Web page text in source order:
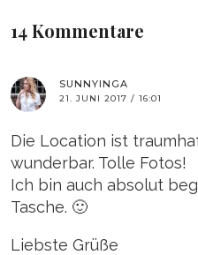
14 Kommentare
SUNNYINGA
21. JUNI 2017 / 16:01
Die Location ist
wunderbar. Tolle Fotos!
Ich bin auch absolut
Tasche. 🙂
Liebste Grüße